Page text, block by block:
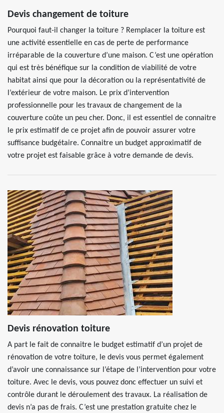
Devis changement de toiture
Pourquoi faut-il changer la toiture ? Remplacer la toiture est
une activité essentielle en cas de perte de performance
irréparable de la couverture d’une maison. C’est une opération
qui est très bénéfique sur la condition de viabilité de votre
habitat ainsi que pour la décoration ou la représentativité de
l’extérieur de votre maison. Le prix d’intervention
professionnelle pour les travaux de changement de la
couverture coûte un peu cher. Donc, il est essentiel de connaitre
le prix estimatif de ce projet afin de pouvoir assurer votre
suffisance budgétaire. Connaitre un budget approximatif de
votre projet est faisable grâce à votre demande de devis.
Devis rénovation toiture
A part le fait de connaitre le budget estimatif d’un projet de
rénovation de votre toiture, le devis vous permet également
d’avoir une connaissance sur l’étape de l’intervention pour votre
toiture. Avec le devis, vous pouvez donc effectuer un suivi et
contrôle durant le déroulement des travaux. La réalisation de
devis n’a pas de frais. C’est une prestation gratuite chez le